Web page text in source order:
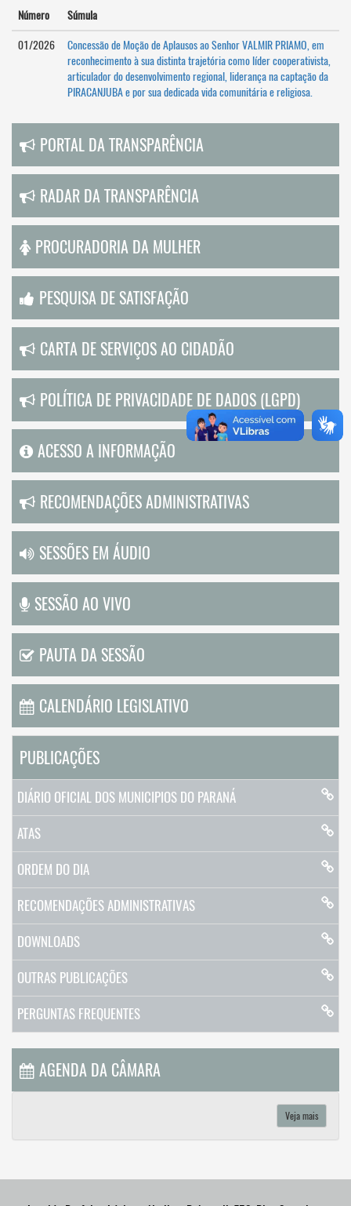
Número
Súmula
01/2026
Concessão de Moção de Aplausos ao Senhor VALMIR PRIAMO, em
reconhecimento à sua distinta trajetória como líder cooperativista,
articulador do desenvolvimento regional, liderança na captação da
PIRACANJUBA e por sua dedicada vida comunitária e religiosa.
PORTAL DA TRANSPARÊNCIA
RADAR DA TRANSPARÊNCIA
PROCURADORIA DA MULHER
PESQUISA DE SATISFAÇÃO
CARTA DE SERVIÇOS AO CIDADÃO
POLÍTICA DE PRIVACIDADE DE DADOS (LGPD)
ACESSO A INFORMAÇÃO
RECOMENDAÇÕES ADMINISTRATIVAS
SESSÕES EM ÁUDIO
SESSÃO AO VIVO
PAUTA DA SESSÃO
CALENDÁRIO LEGISLATIVO
PUBLICAÇÕES
DIÁRIO OFICIAL DOS MUNICIPIOS DO PARANÁ
ATAS
ORDEM DO DIA
RECOMENDAÇÕES ADMINISTRATIVAS
DOWNLOADS
OUTRAS PUBLICAÇÕES
PERGUNTAS FREQUENTES
AGENDA DA CÂMARA
Veja mais